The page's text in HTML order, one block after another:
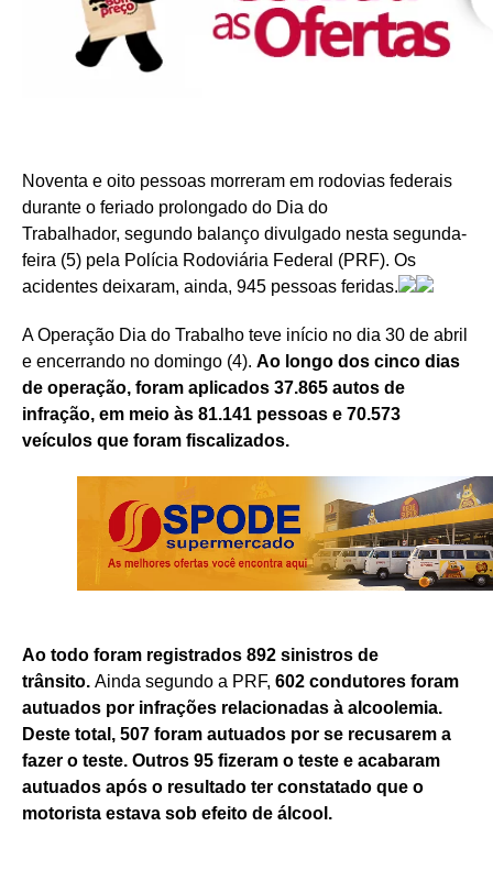
Noventa e oito pessoas morreram em rodovias federais
durante o feriado prolongado do Dia do
Trabalhador, segundo balanço divulgado nesta segunda-
feira (5) pela Polícia Rodoviária Federal (PRF). Os
acidentes deixaram, ainda, 945 pessoas feridas.
A Operação Dia do Trabalho teve início no dia 30 de abril
e encerrando no domingo (4). Ao longo dos cinco dias
de operação, foram aplicados 37.865 autos de
infração, em meio às 81.141 pessoas e 70.573
veículos que foram fiscalizados.
Ao todo foram registrados 892 sinistros de
trânsito. Ainda segundo a PRF, 602 condutores foram
autuados por infrações relacionadas à alcoolemia.
Deste total, 507 foram autuados por se recusarem a
fazer o teste. Outros 95 fizeram o teste e acabaram
autuados após o resultado ter constatado que o
motorista estava sob efeito de álcool.